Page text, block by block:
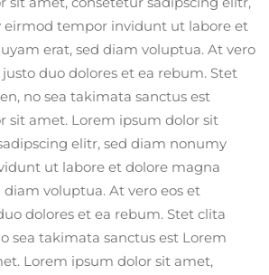
eirmod tempor invidunt ut labore et
erat, sed diam voluptua. At vero
duo dolores et ea rebum. Stet
no sea takimata sanctus est
sit amet. Lorem ipsum dolor sit
elitr, sed diam nonumy
ut labore et dolore magna
diam voluptua. At vero eos et
dolores et ea rebum. Stet clita
sea takimata sanctus est Lorem
Lorem ipsum dolor sit amet,